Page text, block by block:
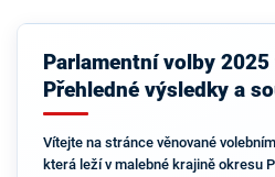
Parlamentní volby 2025
Přehledné výsledky a
Vítejte na stránce věnované
která leží v malebné krajině okresu